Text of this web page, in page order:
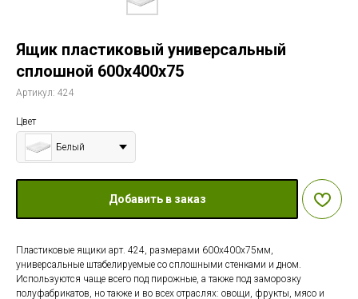
Ящик пластиковый универсальный
сплошной 600х400х75
Артикул: 424
Цвет
Белый
Добавить в заказ
Пластиковые ящики арт. 424, размерами 600х400х75мм,
универсальные штабелируемые со сплошными стенками и дном.
Используются чаще всего под пирожные, а также под заморозку
полуфабрикатов, но также и во всех отраслях: овощи, фрукты, мясо и